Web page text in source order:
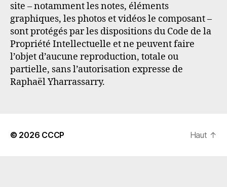
site – notamment les notes, éléments
graphiques, les photos et vidéos le composant –
sont protégés par les dispositions du Code de la
Propriété Intellectuelle et ne peuvent faire
l’objet d’aucune reproduction, totale ou
partielle, sans l’autorisation expresse de
Raphaël Yharrassarry.
© 2026 CCCP Haut ↑